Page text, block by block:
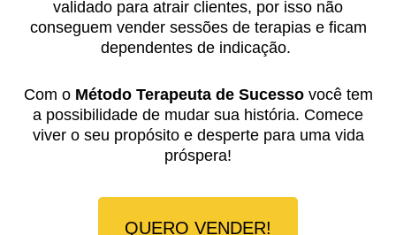
validado para atrair clientes, por isso não
conseguem vender sessões de terapias e ficam
dependentes de indicação.
Com o Método Terapeuta de Sucessovocê tem
a possibilidade de mudar sua história. Comece
viver o seu propósito e desperte para uma vida
próspera!
QUERO VENDER!